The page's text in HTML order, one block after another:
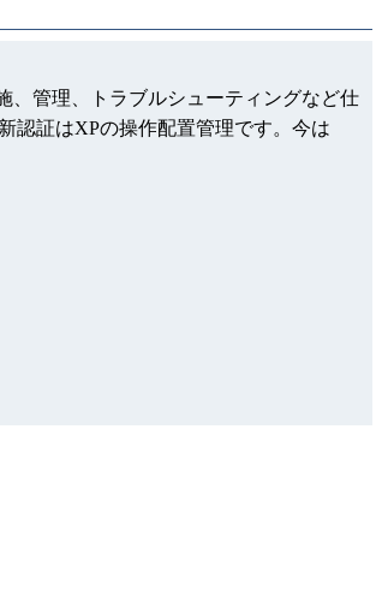
、管理、トラブルシューティングなど仕
認証はXPの操作配置管理です。今は